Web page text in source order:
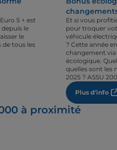
5 + est
le
le
de tous les
Et si vous
pour troquer
véhicule
? Cette année
changement
écologique.
quelles sont les
2025 ? ASSU
Plus d'info
à proximité